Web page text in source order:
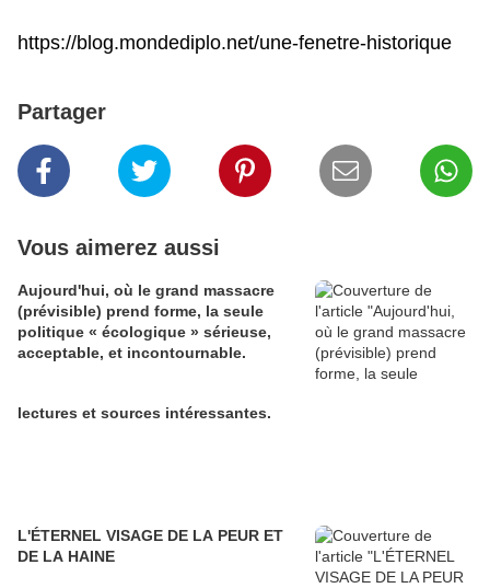
https://blog.mondediplo.net/une-fenetre-historique
Partager
Vous aimerez aussi
Aujourd'hui, où le grand massacre
(prévisible) prend forme, la seule
politique « écologique » sérieuse,
acceptable, et incontournable.
lectures et sources intéressantes.
L'ÉTERNEL VISAGE DE LA PEUR ET
DE LA HAINE